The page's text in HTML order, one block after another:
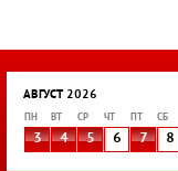
АВГУСТ 2026
ПН ВТ СР ЧТ СБ
3 4 5 6 7 8